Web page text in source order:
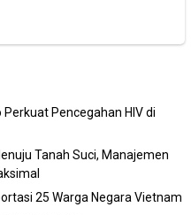
Pencegahan HIV di
Tanah Suci, Manajemen
25 Warga Negara Vietnam